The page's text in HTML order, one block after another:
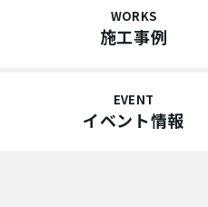
WORKS
施工事例
EVENT
イベント情報